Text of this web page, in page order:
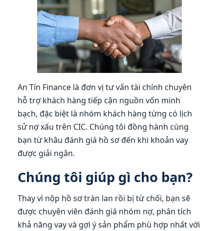
An Tín Finance là đơn vị tư vấn tài chính chuyên
hỗ trợ khách hàng tiếp cận nguồn vốn minh
bạch, đặc biệt là nhóm khách hàng từng có lịch
sử nợ xấu trên CIC. Chúng tôi đồng hành cùng
bạn từ khâu đánh giá hồ sơ đến khi khoản vay
được giải ngân.
Chúng tôi giúp gì cho bạn?
Thay vì nộp hồ sơ tràn lan rồi bị từ chối, bạn sẽ
được chuyên viên đánh giá nhóm nợ, phân tích
khả năng vay và gợi ý sản phẩm phù hợp nhất với